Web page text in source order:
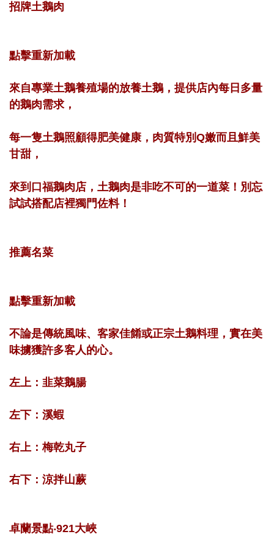
招牌土鵝肉
點擊重新加載
來自專業土鵝養殖場的放養土鵝，提供店內每日多量
的鵝肉需求，
每一隻土鵝照顧得肥美健康，肉質特別Q嫩而且鮮美
甘甜，
來到口福鵝肉店，土鵝肉是非吃不可的一道菜！別忘
試試搭配店裡獨門佐料！
推薦名菜
點擊重新加載
不論是傳統風味、客家佳餚或正宗土鵝料理，實在美
味擄獲許多客人的心。
左上：韭菜鵝腸
左下：溪蝦
右上：梅乾丸子
右下：涼拌山蕨
卓蘭景點‧921大峽